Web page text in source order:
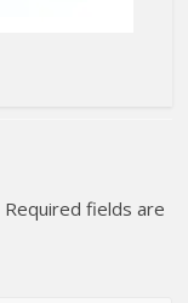
Required fields are